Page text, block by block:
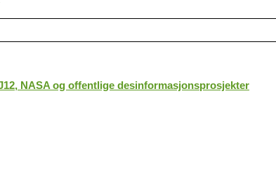
NASA og offentlige desinformasjonsprosjekter